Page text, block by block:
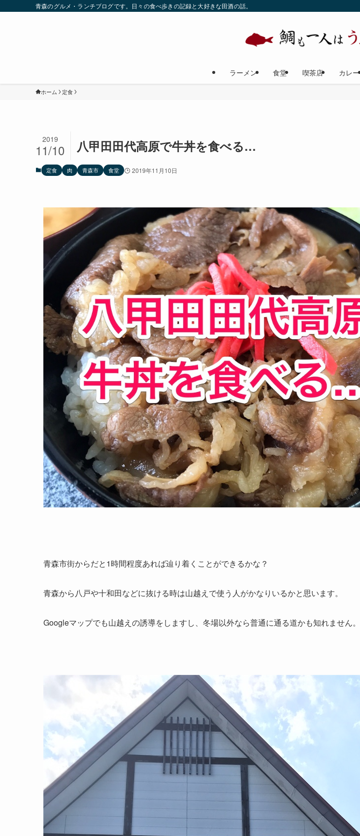
青森のグルメ・ランチブログです。日々の食べ歩きの記録と大好きな田酒の話。
ラーメン 食堂 喫茶店 カレー
ホーム 定食
八甲田田代高原で牛丼を食べる…
2019
11/10
定食 肉 青森市 食堂 2019年11月10日
青森市街からだと1時間程度あれば辿り着くことができるかな？
青森から八戸や十和田などに抜ける時は山越えで使う人がかなりいるかと思います。
Googleマップでも山越えの誘導をしますし、冬場以外なら普通に通る道かも知れません。